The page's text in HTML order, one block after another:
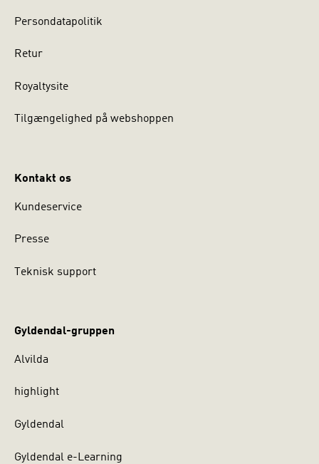
Persondatapolitik
Retur
Royaltysite
Tilgængelighed på webshoppen
Kontakt os
Kundeservice
Presse
Teknisk support
Gyldendal-gruppen
Alvilda
highlight
Gyldendal
Gyldendal e-Learning